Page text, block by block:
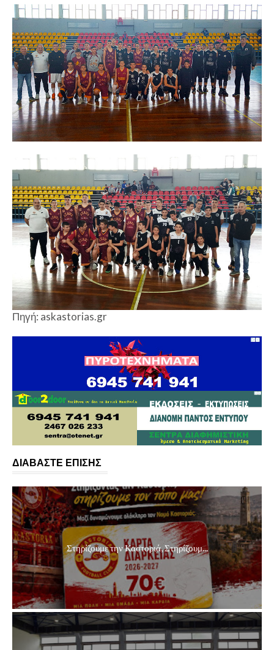
Πηγή: askastorias.gr
ΔΙΑΒΑΣΤΕ ΕΠΙΣΗΣ
Στηρίζουμε την Καστοριά, Στηρίζουμ...